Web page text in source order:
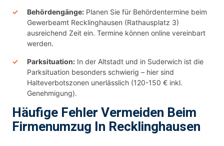
Behördengänge: Planen Sie für Behördentermine beim
Gewerbeamt Recklinghausen (Rathausplatz 3)
ausreichend Zeit ein. Termine können online vereinbart
werden.
Parksituation: In der Altstadt und in Suderwich ist die
Parksituation besonders schwierig – hier sind
Halteverbotszonen unerlässlich (120-150 € inkl.
Genehmigung).
Häufige Fehler Vermeiden Beim
Firmenumzug In Recklinghausen